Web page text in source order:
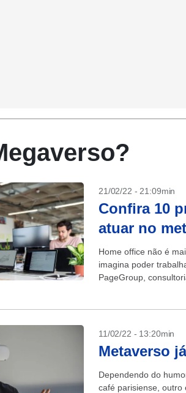
21/02/22 - 21:09min
Confira 10
atuar no
Home office não é
imagina poder
PageGroup,
11/02/22 - 13:20min
Metaverso
Dependendo do
café parisiense, outro